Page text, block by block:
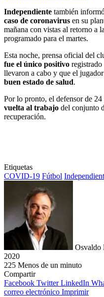
Independiente también
caso de coronavirus en su
mañana con vistas al retorno a
programado para el martes.
Esta noche, prensa oficial del
fue el único positivo registrado
llevaron a cabo y que el jugador
buen estado de salud.
Por lo pronto, el defensor de 24
vuelta al trabajo del conjunto
recuperación.
Etiquetas
COVID-19 Fútbol
Osvaldo
2020
225 Menos de un minuto
Compartir
Facebook Twitter LinkedIn
correo electrónico Imprimir